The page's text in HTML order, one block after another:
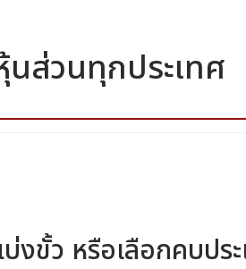
นส่วนทุกประเทศ
ขั้ว หรือเลือกคบประ